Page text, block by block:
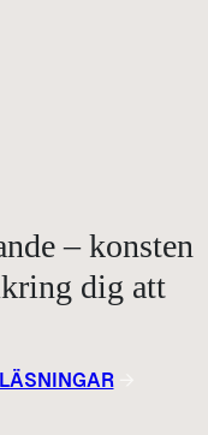
– konsten
dig att
→